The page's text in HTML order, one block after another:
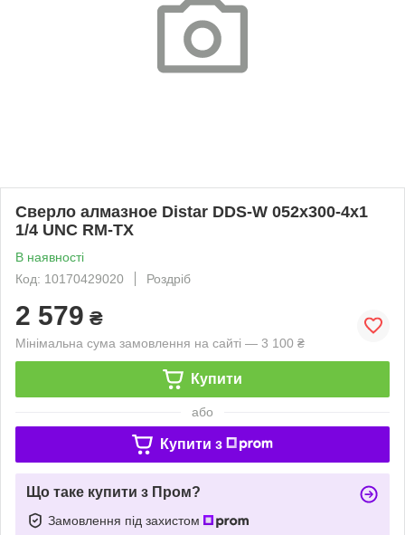
Сверло алмазное Distar DDS-W 052x300-4x1
1/4 UNC RM-TX
В наявності
Код: 10170429020
Роздріб
2 579 ₴
Мінімальна сума замовлення на сайті — 3 100 ₴
Купити
або
Купити з
Що таке купити з Пром?
Замовлення під захистом